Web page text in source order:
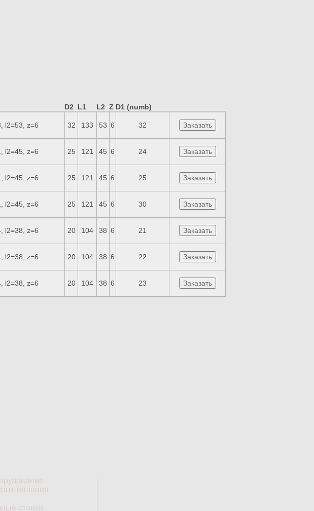
D2 L1 L2 Z D1 (numb)
l2=53, z=6 32 133 53 6 32
l2=45, z=6 25 121 45 6 24
l2=45, z=6 25 121 45 6 25
l2=45, z=6 25 121 45 6 30
l2=38, z=6 20 104 38 6 21
l2=38, z=6 20 104 38 6 22
l2=38, z=6 20 104 38 6 23
станки